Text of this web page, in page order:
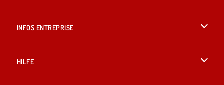
INFOS ENTREPRISE
HILFE